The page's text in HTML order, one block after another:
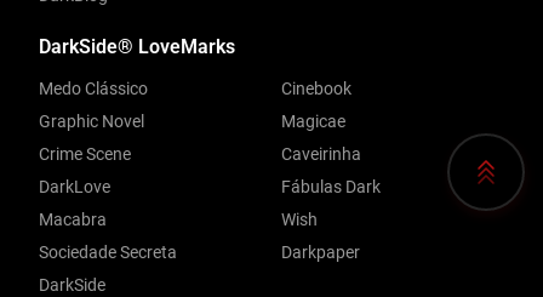
DarkSide® LoveMarks
Medo Clássico
Graphic Novel
Crime Scene
DarkLove
Macabra
Sociedade Secreta
DarkSide
Cinebook
Magicae
Caveirinha
Fábulas Dark
Wish
Darkpaper